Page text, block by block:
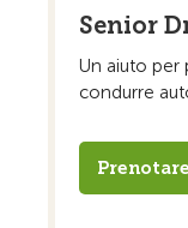
Senior
Un aiuto per
condurre
Prenotare